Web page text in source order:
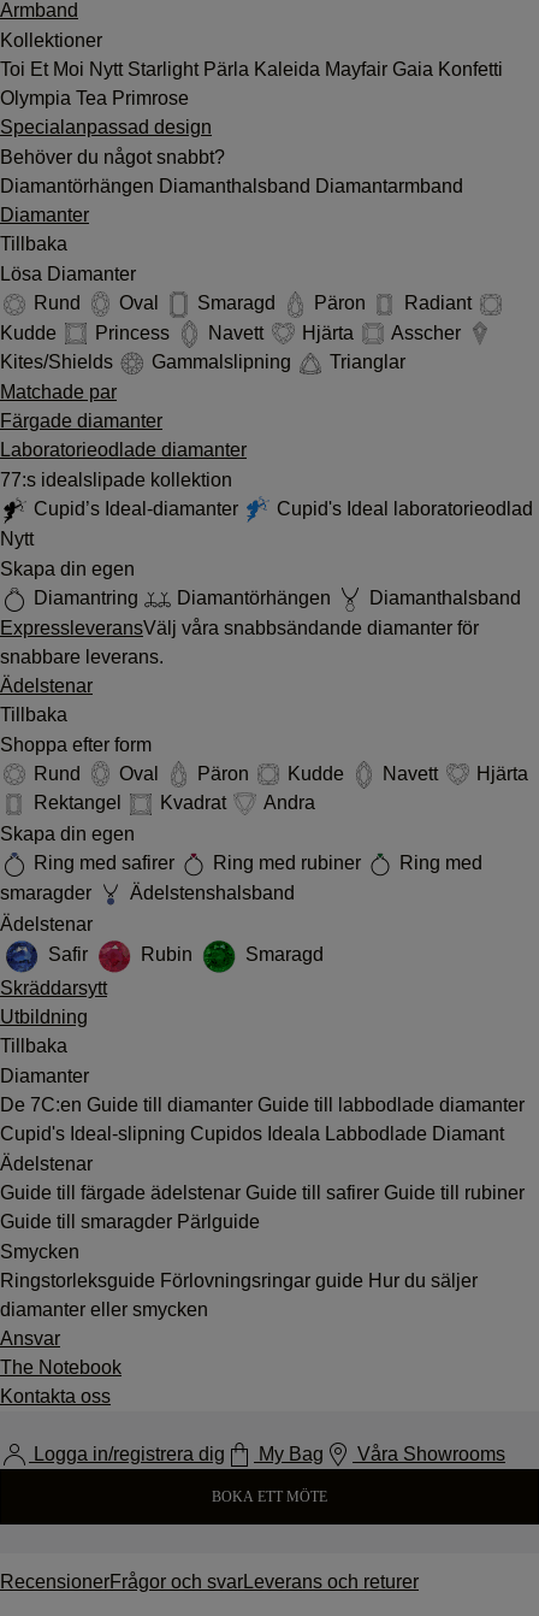
Armband
Kollektioner
Toi Et Moi NyttStarlight Pärla Kaleida Mayfair Gaia Konfetti
Olympia Tea Primrose
Specialanpassad design
Behöver du något snabbt?
Diamantörhängen Diamanthalsband Diamantarmband
Diamanter
Tillbaka
Lösa Diamanter
Rund
Oval Smaragd Päron
Radiant
Kudde
Princess Navett Hjärta
Asscher
Kites/Shields
Gammalslipning
Trianglar
Matchade par
Färgade diamanter
Laboratorieodlade diamanter
77:s idealslipade kollektion
Cupid’s Ideal-diamanter
Cupid's Ideal laboratorieodlad
Nytt
Skapa din egen
Diamantring
Diamantörhängen
Diamanthalsband
ExpressleveransVälj våra snabbsändande diamanter för
snabbare leverans.
Ädelstenar
Tillbaka
Shoppa efter form
Rund
Oval Päron Kudde Navett
Hjärta
Rektangel
Kvadrat
Andra
Skapa din egen
Ring med safirer
Ring med rubiner
Ring med
smaragder
Ädelstenshalsband
Ädelstenar
Safir
Rubin
Smaragd
Skräddarsytt
Utbildning
Tillbaka
Diamanter
De 7C:en Guide till diamanter Guide till labbodlade diamanter
Cupid's Ideal-slipning Cupidos Ideala Labbodlade Diamant
Ädelstenar
Guide till färgade ädelstenar Guide till safirer Guide till rubiner
Guide till smaragder Pärlguide
Smycken
Ringstorleksguide Förlovningsringar guide Hur du säljer
diamanter eller smycken
Ansvar
The Notebook
Kontakta oss
Logga in/registrera dig My Bag Våra Showrooms
BOKA ETT MÖTE
RecensionerFrågor och svarLeverans och returer